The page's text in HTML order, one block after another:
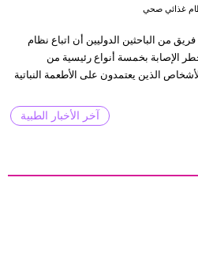
غذائي صحي
من الباحثين الدوليين أن اتباع نظام
الإصابة بخمسة أنواع رئيسية من
الذين يعتمدون على الأطعمة النباتية
آخر الأخبار الطبية